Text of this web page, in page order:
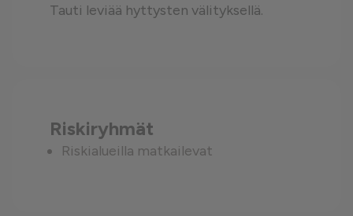
Tauti leviää hyttysten välityksellä.
Riskiryhmät
Riskialueilla matkailevat